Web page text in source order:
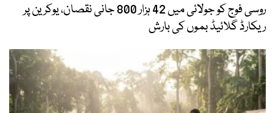
روسی فوج کو جولائی میں 42 ہزار 800 جانی نقصان، یوکرین پر
ریکارڈ گلائیڈ بموں کی بارش